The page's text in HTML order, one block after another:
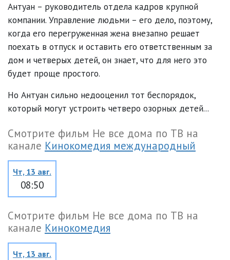
Антуан – руководитель отдела кадров крупной
компании. Управление людьми – его дело, поэтому,
когда его перегруженная жена внезапно решает
поехать в отпуск и оставить его ответственным за
дом и четверых детей, он знает, что для него это
будет проще простого.
Но Антуан сильно недооценил тот беспорядок,
который могут устроить четверо озорных детей...
Смотрите фильм Не все дома по ТВ на
канале Кинокомедия международный
Чт, 13 авг.
08:50
Смотрите фильм Не все дома по ТВ на
канале Кинокомедия
Чт, 13 авг.